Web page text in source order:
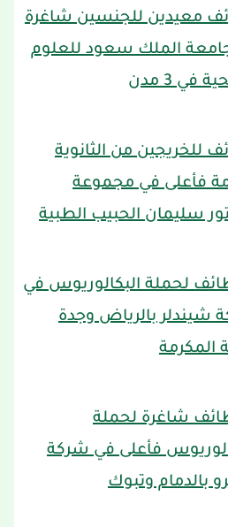
معيدين للجنسين شاغرة
الملك سعود للعلوم
في 3 مدن
للخريجين من الثانوية
فأعلى في مجموعة
سليمان الحبيب الطبية
لحملة البكالوريوس في
شيندلر بالرياض وجدة
المكرمة
شاغرة لحملة
فأعلى في شركة
بالدمام وتبوك